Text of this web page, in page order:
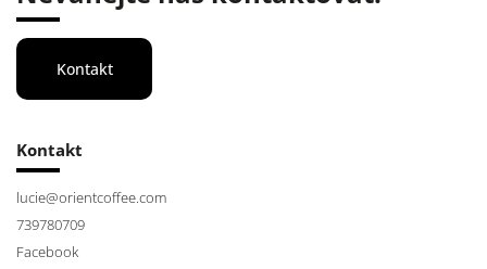
Kontakt
Kontakt
lucie@orientcoffee.com
739780709
Facebook